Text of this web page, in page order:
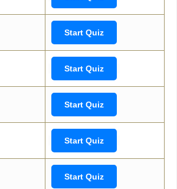
Start Quiz
Start Quiz
Start Quiz
Start Quiz
Start Quiz